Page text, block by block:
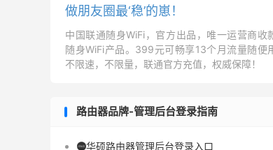
做朋友圈最‘稳’的崽！
中国联通随身WiFi，官方出品，唯一运营商收
随身WiFi产品。399元可畅享13个月流量随便
不限速，不限量，联通官方充值，权威保障！
路由器品牌-管理后台登录指南
华硕路由器管理后台登录入口